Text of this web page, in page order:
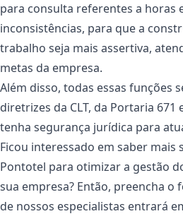
para consulta referentes a horas
inconsistências, para que a
trabalho seja mais assertiva,
metas da empresa.
Além disso, todas essas funções
diretrizes da CLT, da Portaria 671
tenha segurança jurídica para
Ficou interessado em saber mais
Pontotel para otimizar a gestão
sua empresa? Então, preencha o
de nossos especialistas entrará